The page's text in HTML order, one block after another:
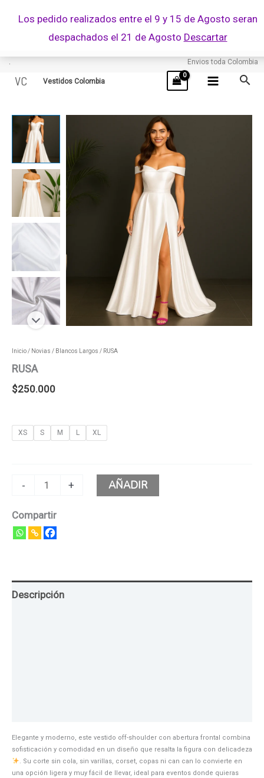
Los pedido realizados entre el 9 y 15 de Agosto seran
despachados el 21 de Agosto Descartar
. Envios toda Colombia
VC Vestidos Colombia
Inicio/ Novias / Blancos Largos / RUSA
RUSA
$250.000
XS S M L XL
-
RUSA
cantidad
+ AÑADIR
Compartir
Descripción
Elegante y moderno, este vestido off-shoulder con abertura frontal combina
sofisticación y comodidad en un diseño que resalta la figura con delicadeza
. Su corte sin cola, sin varillas, corset, copas ni can can lo convierte en
una opción ligera y muy fácil de llevar, ideal para eventos donde quieras